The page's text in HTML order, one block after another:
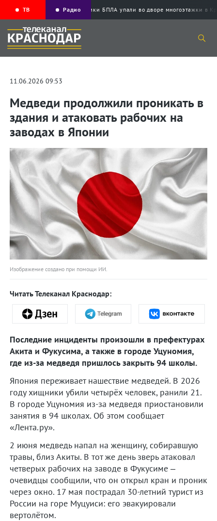
ТВ Радио Обломки БПЛА упали во дворе
11.06.2026 09:53
Медведи продолжили проникать в
здания и атаковать рабочих на
заводах в Японии
Изображение создано при помощи ИИ.
Читать Телеканал Краснодар:
Последние инциденты произошли в префектурах
Акита и Фукусима, а также в городе Уцуномия,
где из-за медведя пришлось закрыть 94 школы.
Япония переживает нашествие медведей. В 2026
году хищники убили четырёх человек, ранили 21.
В городе Уцуномия из-за медведя приостановили
занятия в 94 школах. Об этом сообщает
«Лента.ру».
2 июня медведь напал на женщину, собиравшую
травы, близ Акиты. В тот же день зверь атаковал
четверых рабочих на заводе в Фукусиме –
очевидцы сообщили, что он открыл кран и проник
через окно. 17 мая пострадал 30-летний турист из
России на горе Муцуиси: его эвакуировали
вертолётом.